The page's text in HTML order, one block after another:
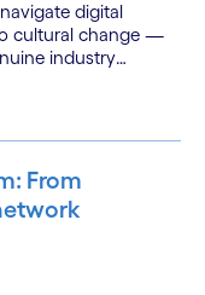
digital
cultural change —
industry
From